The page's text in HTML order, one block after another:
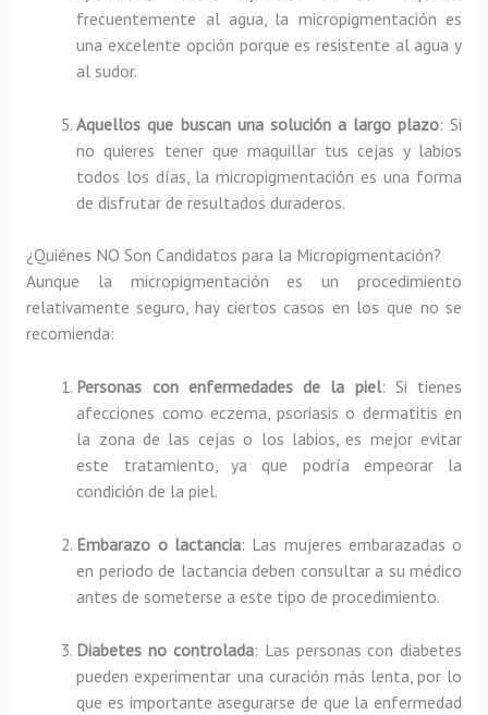
frecuentemente al agua, la micropigmentación es
una excelente opción porque es resistente al agua y
al sudor.
Aquellos que buscan una solución a largo plazo: Si
no quieres tener que maquillar tus cejas y labios
todos los días, la micropigmentación es una forma
de disfrutar de resultados duraderos.
¿Quiénes NO Son Candidatos para la Micropigmentación?
Aunque la micropigmentación es un procedimiento
relativamente seguro, hay ciertos casos en los que no se
recomienda:
Personas con enfermedades de la piel: Si tienes
afecciones como eczema, psoriasis o dermatitis en
la zona de las cejas o los labios, es mejor evitar
este tratamiento, ya que podría empeorar la
condición de la piel.
Embarazo o lactancia: Las mujeres embarazadas o
en periodo de lactancia deben consultar a su médico
antes de someterse a este tipo de procedimiento.
Diabetes no controlada: Las personas con diabetes
pueden experimentar una curación más lenta, por lo
que es importante asegurarse de que la enfermedad